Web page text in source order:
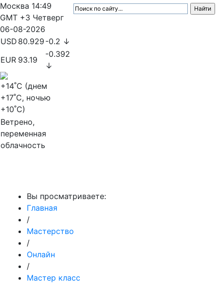
Москва 14:49
GMT +3 Четверг
06-08-2026
USD 80.929 -0.2 ↓
EUR 93.19
-0.392
↓
+14˚C (днем
+17˚C, ночью
+10˚C)
Ветрено,
переменная
облачность
Вы просматриваете:
Главная
/
Мастерство
/
Онлайн
/
Мастер класс